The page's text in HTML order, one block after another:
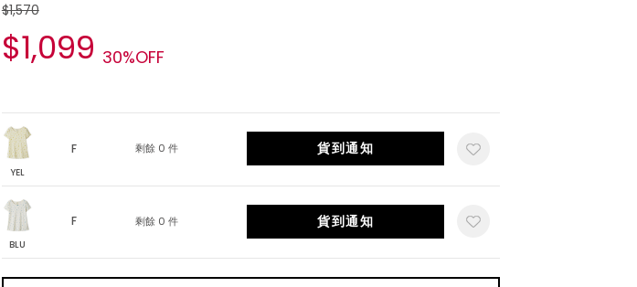
$1,570
$1,099 30%OFF
YEL
F 剩餘 0 件 貨到通知
BLU
F 剩餘 0 件 貨到通知